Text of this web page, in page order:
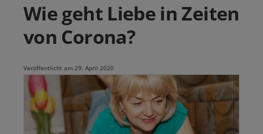
Wie geht Liebe in Zeiten
von Corona?
Veröffentlicht am 29. April 2020